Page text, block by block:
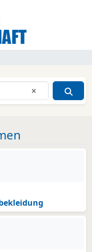
Eingabe
oder Logo hinterlegt
oder Logo hinterlegt